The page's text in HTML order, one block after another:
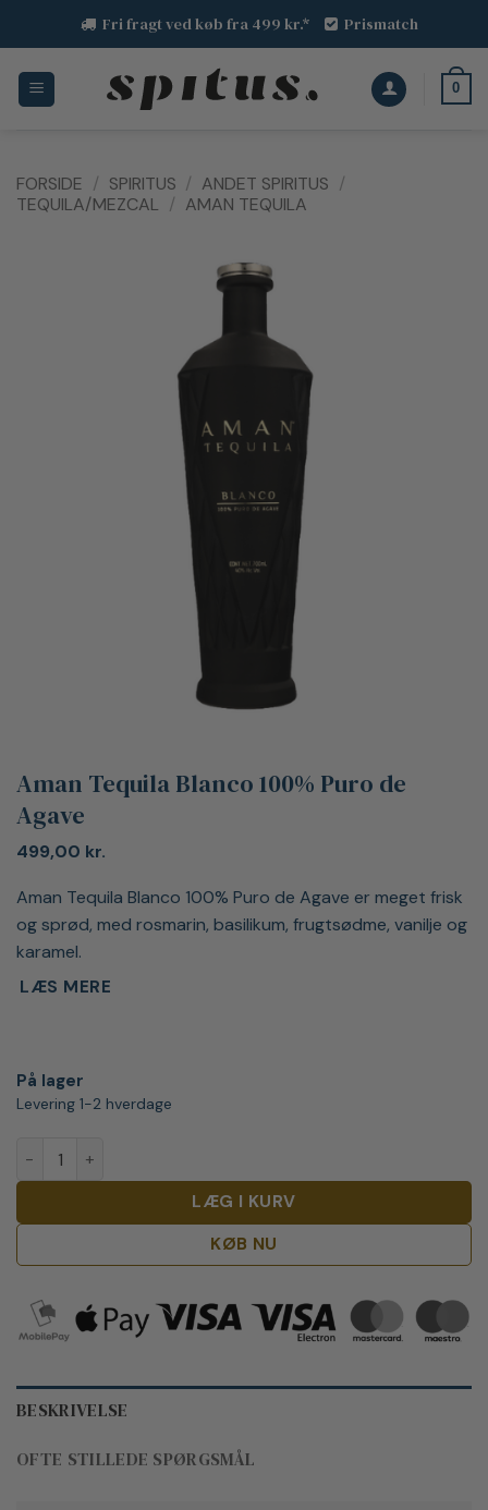
indhold
Fri fragt ved køb fra 499 kr.* Prismatch
0
FORSIDE / SPIRITUS / ANDET SPIRITUS /
TEQUILA/MEZCAL / AMAN TEQUILA
Aman Tequila Blanco 100% Puro de
Agave
499,00 kr.
Aman Tequila Blanco 100% Puro de Agave er meget frisk
og sprød, med rosmarin, basilikum, frugtsødme, vanilje og
karamel.
LÆS MERE
På lager
Levering 1-2 hverdage
LÆG I KURV
KØB NU
BESKRIVELSE
OFTE STILLEDE SPØRGSMÅL